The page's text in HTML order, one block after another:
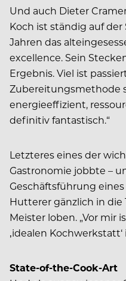
Und auch Dieter
Koch ist ständig auf
Jahren das
excellence. Sein
Ergebnis. Viel ist
Zubereitungsmethode
energieeffizient,
definitiv fantastisch.“
Letzteres eines der
Gastronomie jobbte –
Geschäftsführung
Hutterer gänzlich in die
Meister loben. „Vor
‚idealen
State-of-the-Cook-Art